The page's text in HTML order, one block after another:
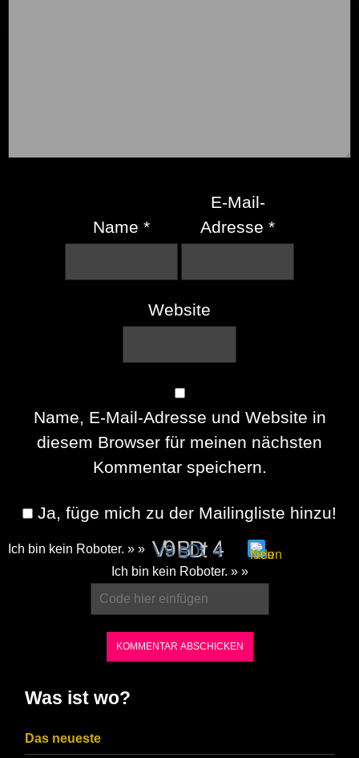
Name *
E-Mail-
Adresse*
Website
Name, E-Mail-Adresse und Website in
diesem Browser für meinen nächsten
Kommentar speichern.
Ja, füge mich zu der Mailingliste hinzu!
Ich bin kein Roboter. » »
CAPTCHA
Ich bin kein Roboter. » »
Was ist wo?
Das neueste